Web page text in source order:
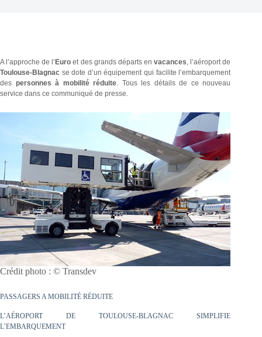
A l’approche de l’ Euro et des grands départs envacances, l’aéroport de
Toulouse-Blagnac se dote d’un équipement qui facilite l’embarquement
des personnes à mobilité réduite. Tous les détails de ce nouveau
service dans ce communiqué de presse.
Crédit photo : © Transdev
PASSAGERS A MOBILITÉ RÉDUITE
L’AÉROPORT DE TOULOUSE-BLAGNAC SIMPLIFIE
L’EMBARQUEMENT